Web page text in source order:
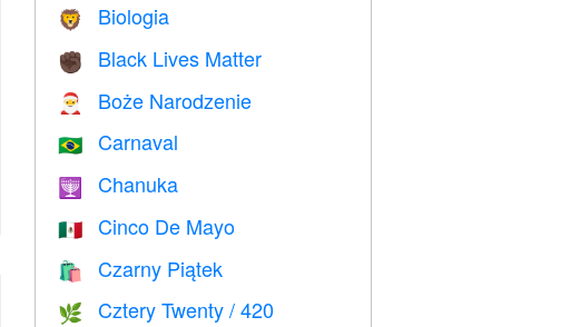
🦁 Biologia
✊🏿 Black Lives Matter
🎅 Boże Narodzenie
🇧🇷 Carnaval
🕎 Chanuka
🇲🇽 Cinco De Mayo
🛍 Czarny Piątek
🌿 Cztery Twenty / 420